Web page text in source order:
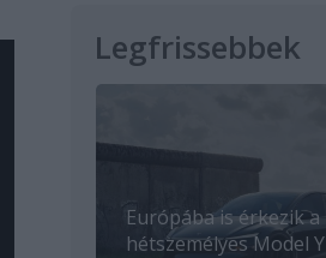
Legfrissebbek
Európába is érkezik a
hétszemélyes Model Y